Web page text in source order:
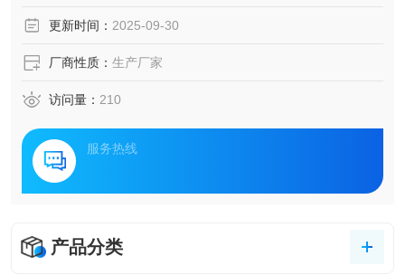
合解决方案正逐步成为行业新标准。
更新时间： 2025-09-30
厂商性质： 生产厂家
访问量： 210
服务热线
产品分类